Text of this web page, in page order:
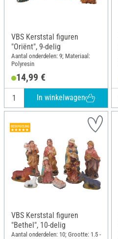
VBS Kerststal figuren
"Oriënt", 9-delig
Aantal onderdelen: 9; Materiaal:
Polyresin
14,99 €
In winkelwagen
VBS Kerststal figuren
"Bethel", 10-delig
Aantal onderdelen: 10; Grootte: 1.5 -